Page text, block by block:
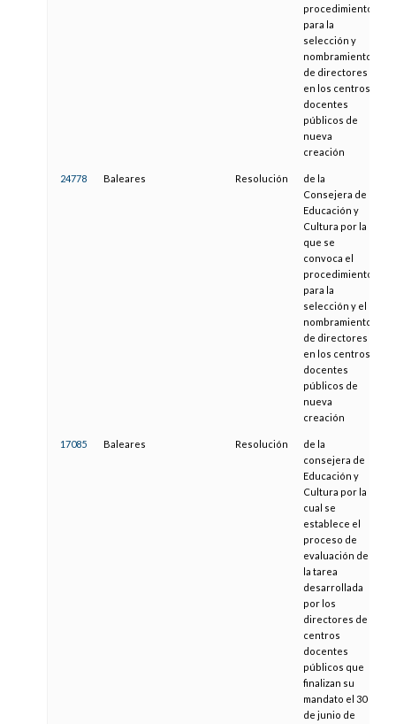
procedimiento
para la
selección y
nombramiento
de directores
en los centros
docentes
públicos de
nueva
creación
24778 Baleares Resolución
de la
Consejera de
Educación y
Cultura por la
que se
convoca el
procedimiento
para la
selección y el
nombramiento
de directores
en los centros
docentes
públicos de
nueva
creación
17085 Baleares Resolución
de la
consejera de
Educación y
Cultura por la
cual se
establece el
proceso de
evaluación de
la tarea
desarrollada
por los
directores de
centros
docentes
públicos que
finalizan su
mandato el 30
de junio de